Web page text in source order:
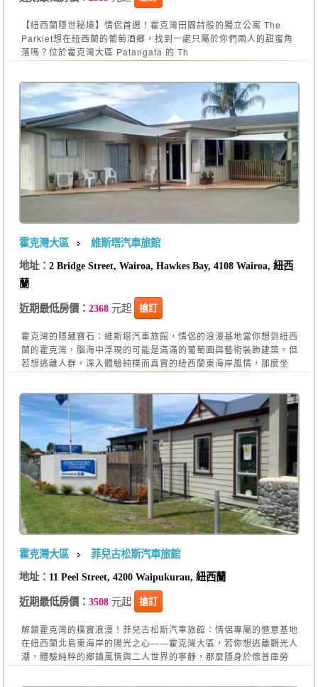
【紐西蘭隱世秘境】情侶首選！霍克灣田園詩般的獨立公寓 The
Parklet想在紐西蘭的葡萄酒鄉，找到一處只屬於你們兩人的甜蜜角
落嗎？位於霍克灣大區 Patangata 的 Th
霍克灣大區
維斯塔汽車旅館
地址： 2 Bridge Street, Wairoa, Hawkes Bay, 4108 Wairoa, 紐西
蘭
近期最低房價： 2368元起 搶訂
霍克灣的隱藏寶石：維斯塔汽車旅館，情侶的浪漫基地當你想到紐西
蘭的霍克灣，腦海中浮現的可能是滿滿的葡萄園與藝術裝飾建築。但
若想逃離人群，深入體驗純樸而真實的紐西蘭東海岸風情，那麼坐
霍克灣大區
菲兒古松斯汽車旅館
地址：
11 Peel Street, 4200 Waipukurau, 紐西蘭
近期最低房價： 3508元起 搶訂
解鎖霍克灣的樸實浪漫！菲兒古松斯汽車旅館：情侶專屬的愜意基地
在紐西蘭北島東海岸的陽光之心——霍克灣大區，若你想逃離觀光人
潮，體驗純粹的鄉鎮風情與二人世界的寧靜，那麼隱身於懷普庫勞